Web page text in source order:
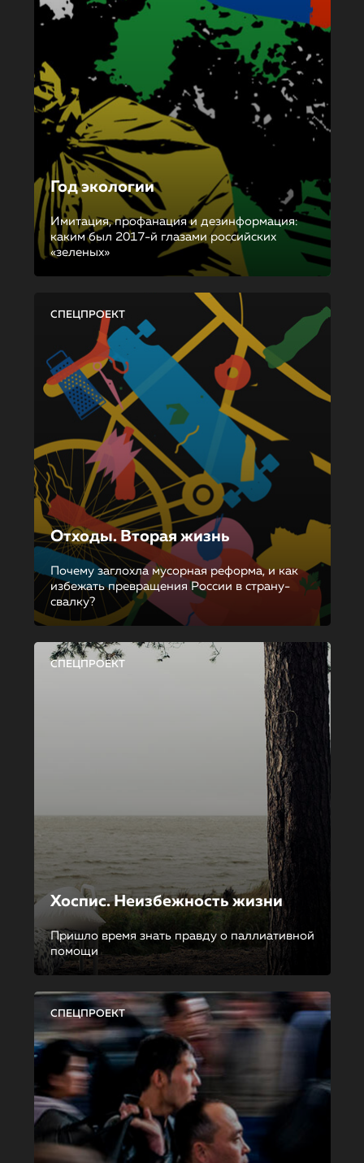
Год экологии
Имитация, профанация и дезинформация:
каким был 2017-й глазами российских
«зеленых»
СПЕЦПРОЕКТ
Отходы. Вторая жизнь
Почему заглохла мусорная реформа, и как
избежать превращения России в страну-
свалку?
СПЕЦПРОЕКТ
Хоспис. Неизбежность жизни
Пришло время знать правду о паллиативной
помощи
СПЕЦПРОЕКТ